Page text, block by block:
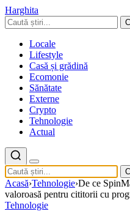
Harghita
Locale
Lifestyle
Casă și grădină
Ecomonie
Sănătate
Externe
Crypto
Tehnologie
Actual
Acasă›Tehnologie›De ce
valoroasă pentru cititorii cu
Tehnologie